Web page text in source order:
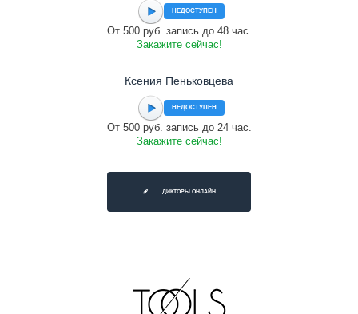
НЕДОСТУПЕН
От 500 руб. запись до 48 час.
Закажите сейчас!
Ксения Пеньковцева
НЕДОСТУПЕН
От 500 руб. запись до 24 час.
Закажите сейчас!
ДИКТОРЫ ОНЛАЙН